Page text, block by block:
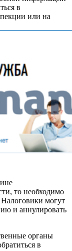
в
или на
то необходимо
могут
и аннулировать
органы
в